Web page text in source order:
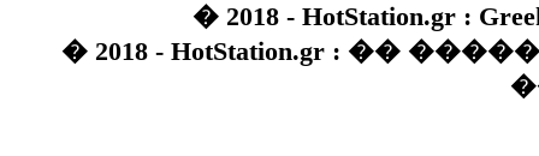
� 2018 - HotStation.gr :
� 2018 - HotStation.gr : ��